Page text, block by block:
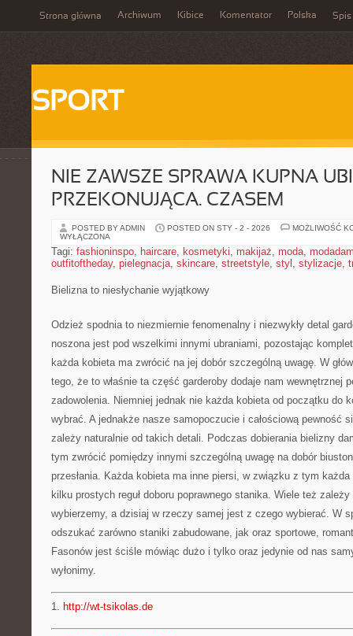
Strona główna Archiwum Kibice Komentator Polska Spis
SPORT
NIE ZAWSZE SPRAWA KUPNA
PRZEKONUJĄCA. CZASEM
POSTED BY ADMIN POSTED ON STY - 2 - 2026
MOŻLIWOŚĆ
WYŁĄCZONA
Tagi: fashioninspo, haircare, kosmetyki, makijaż, moda,
outfitoftheday, pielegnacja, skincare, streetstyle, styl , stylizacje,
Bielizna to niesłychanie wyjątkowy
Odzież spodnia to niezmiernie fenomenalny i niezwykły detal
noszona jest pod wszelkimi innymi ubraniami, pozostając
każda kobieta ma zwrócić na jej dobór szczególną uwagę. W
tego, że to właśnie ta część garderoby dodaje nam wewnętrznej
zadowolenia. Niemniej jednak nie każda kobieta od początku do
wybrać. A jednakże nasze samopoczucie i całościową pewność
zależy naturalnie od takich detali. Podczas dobierania bielizny
tym zwrócić pomiędzy innymi szczególną uwagę na dobór
przesłania. Każda kobieta ma inne piersi, w związku z tym
kilku prostych reguł doboru poprawnego stanika. Wiele też
wybierzemy, a dzisiaj w rzeczy samej jest z czego wybierać. W
odszukać zarówno staniki zabudowane, jak oraz sportowe,
Fasonów jest ściśle mówiąc dużo i tylko oraz jedynie od nas
wyłonimy.
1. http://wt-tsikolas.de